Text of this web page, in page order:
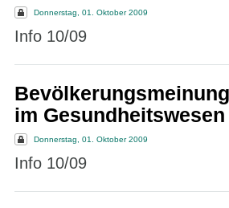
Donnerstag, 01. Oktober 2009
Info 10/09
im Gesundheitswesen
Donnerstag, 01. Oktober 2009
Info 10/09